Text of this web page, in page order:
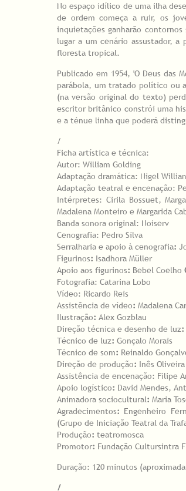
No espaço idílico de uma ilha
de ordem começa a ruir, os
inquietações ganharão
lugar a um cenário assustador,
floresta tropical.
Publicado em 1954, 'O Deus das
parábola, um tratado político ou
(na versão original do texto)
escritor britânico constrói uma
e a ténue linha que poderá
/
Ficha artística e técnica:
Autor: William Golding
Adaptação dramática: Nigel
Adaptação teatral e encenação:
Intérpretes: Cirila Bossuet,
Madalena Monteiro e Margarida
Banda sonora original: Noiserv
Cenografia: Pedro Silva
Serralharia e apoio à cenografia:
Figurinos: Isadhora Müller
Apoio aos figurinos: Bebel Coelho
Fotografia: Catarina Lobo
Vídeo: Ricardo Reis
Assistência de vídeo: Madalena
Ilustração: Alex Gozblau
Direção técnica e desenho de luz:
Técnico de luz: Gonçalo Morais
Técnico de som: Reinaldo
Direção de produção: Inês Oliveira
Assistência de encenação: Filipe
Apoio logístico: David Mendes,
Animadora sociocultural: Maria
Agradecimentos: Engenheiro
(Grupo de Iniciação Teatral da
Produção: teatromosca
Promotor: Fundação Cultursintra
Duração: 120 minutos
/